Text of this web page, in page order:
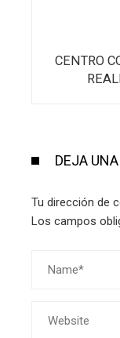
CENTRO
DEJA
Tu dirección de
Los campos